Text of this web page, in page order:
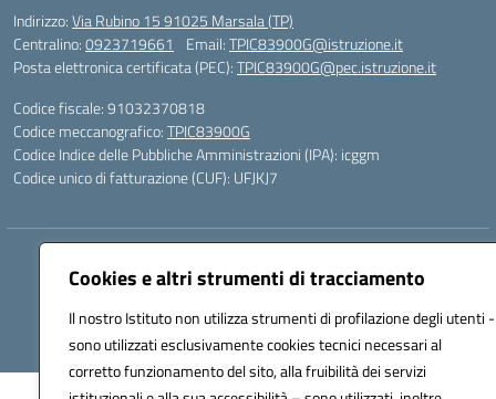
Cookies e altri strumenti di tracciamento
Il nostro Istituto non utilizza strumenti di profilazione degli utenti -
sono utilizzati esclusivamente cookies tecnici necessari al
corretto funzionamento del sito, alla fruibilità dei servizi
Indirizzo:Via Rubino 15 91025 Marsala (TP)
Centralino:0923719661 Email:TPIC83900G@istruzione.it
Posta elettronica certificata (PEC):TPIC83900G@pec.istruzione.it
Codice fiscale: 91032370818
Codice meccanografico:TPIC83900G
Codice Indice delle Pubbliche Amministrazioni (IPA): icggm
Codice unico di fatturazione (CUF): UFJKJ7
Concept & Design by Designers Italia